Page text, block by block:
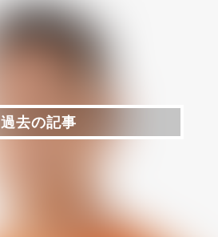
過去の記事